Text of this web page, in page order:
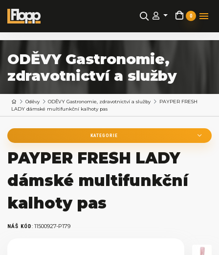
0
ODĚVY Gastronomie,
zdravotnictví a služby
Oděvy ODĚVY Gastronomie, zdravotnictví a služby
PAYPER FRESH
LADY dámské multifunkční kalhoty pas
KATEGORIE
PAYPER FRESH LADY
dámské multifunkční
kalhoty pas
NÁŠ KÓD: 11500927-P179